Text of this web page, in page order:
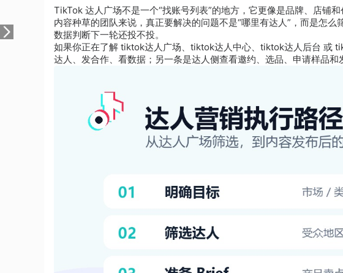
TikTok 达人广场不是一个“找账号列表”的地方，它更像是品牌、店铺
内容种草的团队来说，真正要解决的问题不是“哪里有达人”，而是怎
数据判断下一轮还投不投。
如果你正在了解 tiktok达人广场、tiktok达人中心、tiktok达人后台 或
达人、发合作、看数据；另一条是达人侧查看邀约、选品、申请样品和